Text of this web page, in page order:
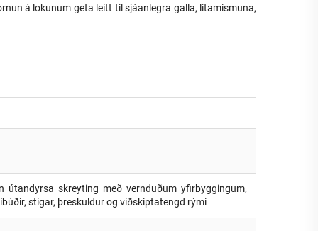
á lokunum geta leitt til sjáanlegra galla, litamismuna,
útandyrsa skreyting með vernduðum yfirbyggingum,
stigar, þreskuldur og viðskiptatengd rými